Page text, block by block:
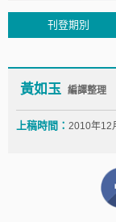
刊登期別
黃如玉 編譯整理
上稿時間： 2010年12